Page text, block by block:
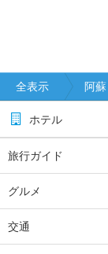
全表示 阿蘇
ホテル
旅行ガイド
グルメ
交通